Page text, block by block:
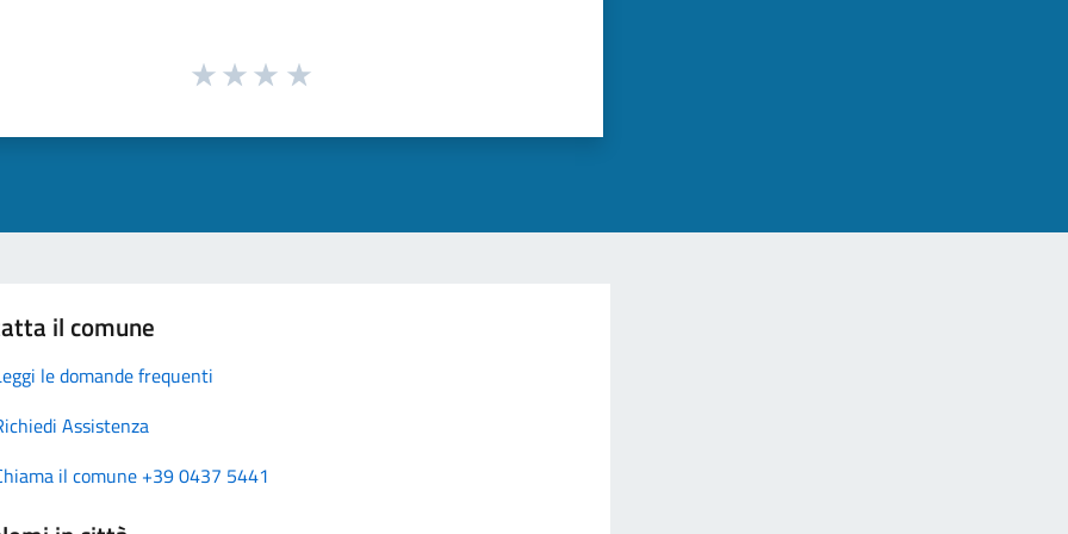
il comune
le domande frequenti
Assistenza
il comune +39 0437 5441